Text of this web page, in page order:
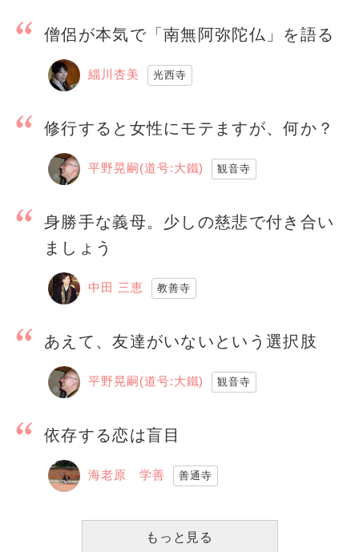
僧侶が本気で「南無阿弥陀仏」を語る
緇川杏美 光西寺
修行すると女性にモテますが、何か？
平野晃嗣(道号:大鐵) 観音寺
身勝手な義母。少しの慈悲で付き合い
ましょう
中田 三恵 教善寺
あえて、友達がいないという選択肢
平野晃嗣(道号:大鐵) 観音寺
依存する恋は盲目
海老原 学善 善通寺
もっと見る